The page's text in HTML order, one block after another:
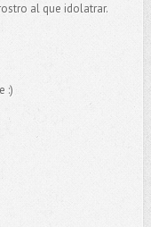
al que idolatrar.
:)